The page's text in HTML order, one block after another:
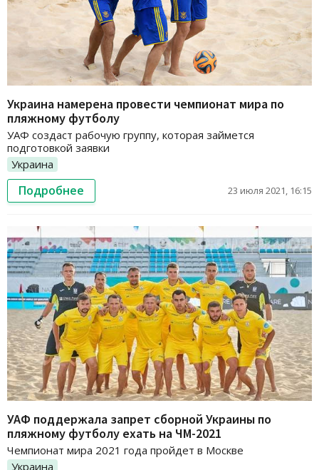
Украина намерена провести чемпионат мира по
пляжному футболу
УАФ создаст рабочую группу, которая займется
подготовкой заявки
Украина
Подробнее 23 июля 2021, 16:15
УАФ поддержала запрет сборной Украины по
пляжному футболу ехать на ЧМ-2021
Чемпионат мира 2021 года пройдет в Москве
Украина